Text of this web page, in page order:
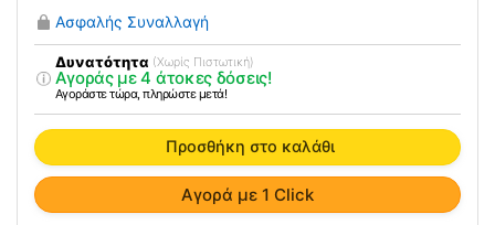
Αναστημόμετρο
ADE
MZ10042
ποσότητα
Ασφαλής Συναλλαγή
Δυνατότητα (Χωρίς Πιστωτική)
Αγοράς με 4 άτοκες δόσεις!
Αγοράστε τώρα, πληρώστε μετά!
Προσθήκη στο καλάθι
Αγορά με 1 Click